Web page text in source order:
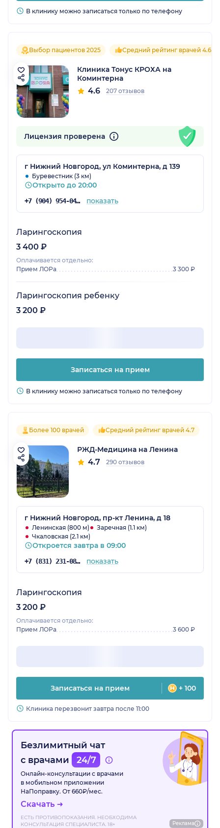
В клинику можно записаться только по телефону
Выбор пациентов 2025 Средний рейтинг врачей 4.6
Клиника Тонус КРОХА на
Коминтерна
4.6 207 отзывов
Лицензия проверена
г Нижний Новгород, ул Коминтерна, д 139
Буревестник (3 км)
Открыто до 20:00
+7 (904) 954-04-35 показать
Ларингоскопия
3 400 ₽
Оплачивается отдельно:
Прием ЛОРа
3 300 ₽
Ларингоскопия ребенку
3 200 ₽
Записаться на прием
В клинику можно записаться только по телефону
Более 100 врачей Средний рейтинг врачей 4.7
РЖД-Медицина на Ленина
4.7 290 отзывов
г Нижний Новгород, пр-кт Ленина, д 18
Ленинская (800 м)
Заречная (1.1 км)
Чкаловская (2.1 км)
Откроется завтра в 09:00
+7 (831) 231-08-37 показать
Ларингоскопия
3 200 ₽
Оплачивается отдельно:
Прием ЛОРа
3 600 ₽
Записаться на прием + 100
Клиника перезвонит завтра после 11:00
Безлимитный чат
с врачами
24/7
Онлайн-консультации с врачами
в мобильном приложении
НаПоправку. От 660₽/мес.
Скачать
ЕСТЬ ПРОТИВОПОКАЗАНИЯ. НЕОБХОДИМА
КОНСУЛЬТАЦИЯ СПЕЦИАЛИСТА. 18+
Реклама